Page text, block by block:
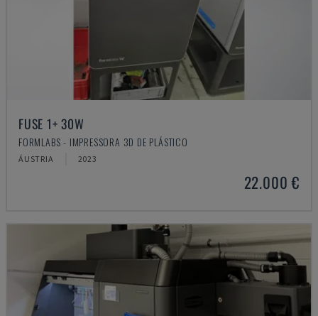
FUSE 1+ 30W
FORMLABS - IMPRESSORA 3D DE PLÁSTICO
ÁUSTRIA 2023
22.000 €